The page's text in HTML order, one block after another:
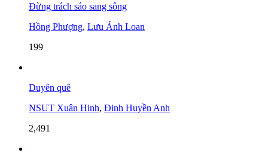
Đừng trách sáo sang sông
Hồng Phượng, Lưu Ánh Loan
199
Duyên quê
NSUT Xuân Hinh, Đinh Huyền Anh
2,491